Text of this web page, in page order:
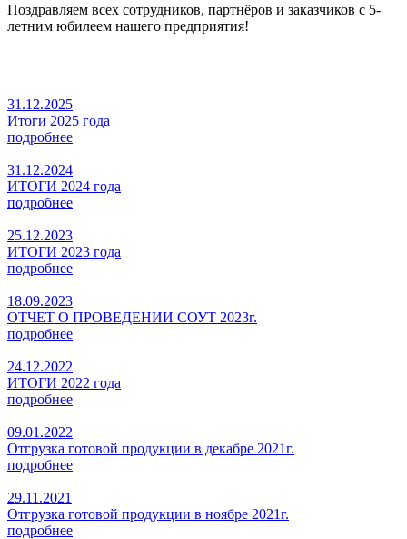
Поздравляем всех сотрудников, партнёров и заказчиков с 5-
летним юбилеем нашего предприятия!
31.12.2025
Итоги 2025 года
подробнее
31.12.2024
ИТОГИ 2024 года
подробнее
25.12.2023
ИТОГИ 2023 года
подробнее
18.09.2023
ОТЧЕТ О ПРОВЕДЕНИИ СОУТ 2023г.
подробнее
24.12.2022
ИТОГИ 2022 года
подробнее
09.01.2022
Отгрузка готовой продукции в декабре 2021г.
подробнее
29.11.2021
Отгрузка готовой продукции в ноябре 2021г.
подробнее